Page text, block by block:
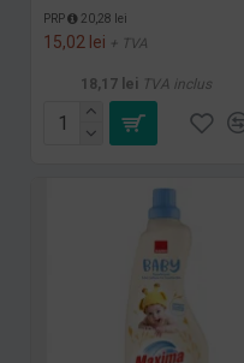
PRP 20,28 lei
15,02 lei + TVA
18,17 lei TVA inclus